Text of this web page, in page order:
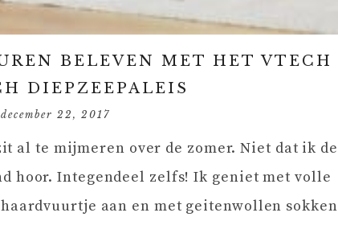
BELEVEN MET HET VTECH
DIEPZEEPALEIS
december 22, 2017
al te mijmeren over de zomer. Niet dat ik de
hoor. Integendeel zelfs! Ik geniet met volle
aan en met geitenwollen sokken